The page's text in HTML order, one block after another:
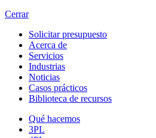
Cerrar
Solicitar presupuesto
Acerca de
Servicios
Industrias
Noticias
Casos prácticos
Biblioteca de recursos
Qué hacemos
3PL